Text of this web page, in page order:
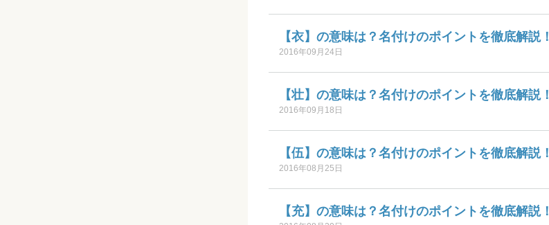
【衣】の意味は？名付けのポイントを徹底解説！
2016年09月24日
【壮】の意味は？名付けのポイントを徹底解説！
2016年09月18日
【伍】の意味は？名付けのポイントを徹底解説！
2016年08月25日
【充】の意味は？名付けのポイントを徹底解説！